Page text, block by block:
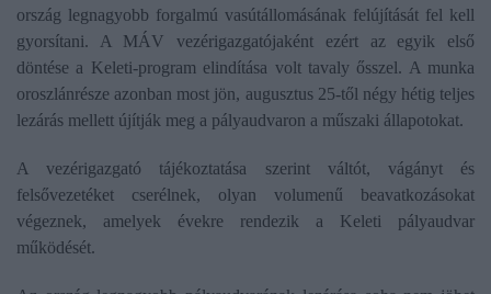
ország legnagyobb forgalmú vasútállomásának felújítását fel kell
gyorsítani. A MÁV vezérigazgatójaként ezért az egyik első
döntése a Keleti-program elindítása volt tavaly ősszel. A munka
oroszlánrésze azonban most jön, augusztus 25-től négy hétig teljes
lezárás mellett újítják meg a pályaudvaron a műszaki állapotokat.
A vezérigazgató tájékoztatása szerint váltót, vágányt és
felsővezetéket cserélnek, olyan volumenű beavatkozásokat
végeznek, amelyek évekre rendezik a Keleti pályaudvar
működését.